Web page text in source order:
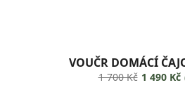
VOUČR DOMÁCÍ
1 700 Kč 1 490 Kč